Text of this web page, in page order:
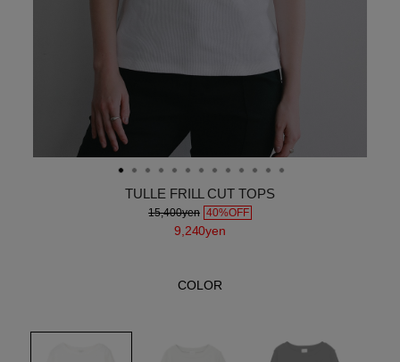
TULLE FRILL CUT TOPS
15,400yen 40%OFF
9,240yen
COLOR